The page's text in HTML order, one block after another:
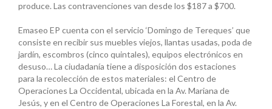
produce. Las contravenciones van desde los $187 a $700.
Emaseo EP cuenta con el servicio ‘Domingo de Tereques’ que
consiste en recibir sus muebles viejos, llantas usadas, poda de
jardín, escombros (cinco quintales), equipos electrónicos en
desuso… La ciudadanía tiene a disposición dos estaciones
para la recolección de estos materiales: el Centro de
Operaciones La Occidental, ubicada en la Av. Mariana de
Jesús, y en el Centro de Operaciones La Forestal, en la Av.